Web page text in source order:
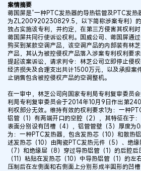
案情摘要
蒋国屏是“一种PTC发热器的导热铝管及PTC发热
为ZL200920230829.5，以下简称涉案专利）的
独占实施该专利，并约定，在第三方侵害其权利
蒋国屏共同行使诉讼权利。国威公司、蒋国屏通
购买到某款空调产品，该空调产品的内部装有林
产品，其认为被控侵权产品落入涉案专利权利要
提起该案诉讼，请求判令：林芝公司立即停止侵
经济损失及合理支出共计1500万元，以及承担案
止销售包含被控侵权产品的空调整机。
在一审中，林芝公司向国家专利局专利复审委员
利局专利复审委员会于2014年10月9日作出第
利权部分无效。维持有效的权利要求1为：一种
铝管（1）有两端开口的空腔（2），其特征在于
表面分别设有凹槽（4），铝管管壁（3）厚度
为：一种PTC发热器，包含发热芯（10）和散热
述发热芯（10）由陶瓷PTC发热元件（5）、绝
（7）和绝缘层（8）穿过导热铝管（1）的后腔
（11）粘贴在发热芯（10）中导热铝管（1）的左
压制后在左侧面和右侧面上分别形成半圆形的凹槽